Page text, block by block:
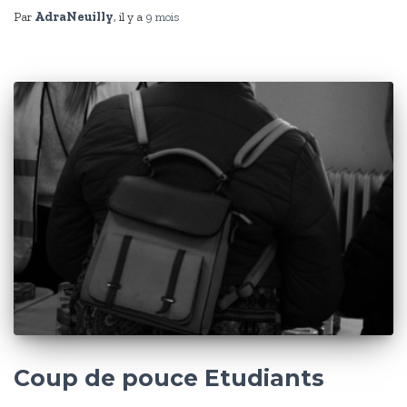
Par AdraNeuilly, il y a 9 mois
Coup de pouce Etudiants